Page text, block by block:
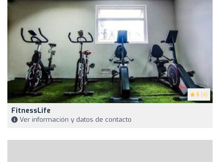
5 (4)
FitnessLife
Ver información y datos de contacto